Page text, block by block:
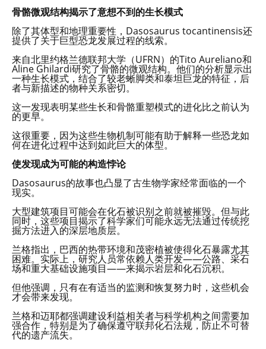
骨骼微观结构揭示了意想不到的生长模式
除了其体型和地理重要性，Dasosaurus tocantinensis还
提供了关于巨型恐龙发展过程的线索。
来自北里约格兰德联邦大学（UFRN）的Tito Aureliano和
Aline Ghilardi研究了骨骼的微观结构。他们的分析显示出
一种生长模式，结合了较老蜥脚类和泰坦巨龙的特征，后
者与新描述的物种关系密切。
这一发现表明某些生长和骨骼重塑模式的进化比之前认为
的更早。
这很重要，因为这些生物机制可能有助于解释一些恐龙如
何在进化过程中达到如此巨大的体型。
使发现成为可能的构造悖论
Dasosaurus的故事也凸显了古生物学家经常面临的一个
现实。
大型建筑项目可能会在化石被识别之前就被摧毁。但与此
同时，这些项目揭示了科学家们可能永远无法通过传统挖
掘方法进入的深层地质层。
兰格指出，巴西的热带环境和茂密植被使得化石暴露尤其
困难。实际上，研究人员常依赖人类开发——公路、采石
场和重大基础设施项目——来揭示岩层和化石沉积。
但他强调，只有在有适当的监测和恢复努力时，这些机会
才会带来发现。
兰格和迈耶都强调建设利益相关者与科学机构之间需要加
强合作，特别是为了确保遵守联邦化石法规，防止不可替
代的遗产流失。